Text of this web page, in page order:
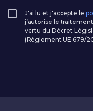
J'ai lu et j'accepte le
j’autorise le
vertu du Décret
(Règlement UE 679/